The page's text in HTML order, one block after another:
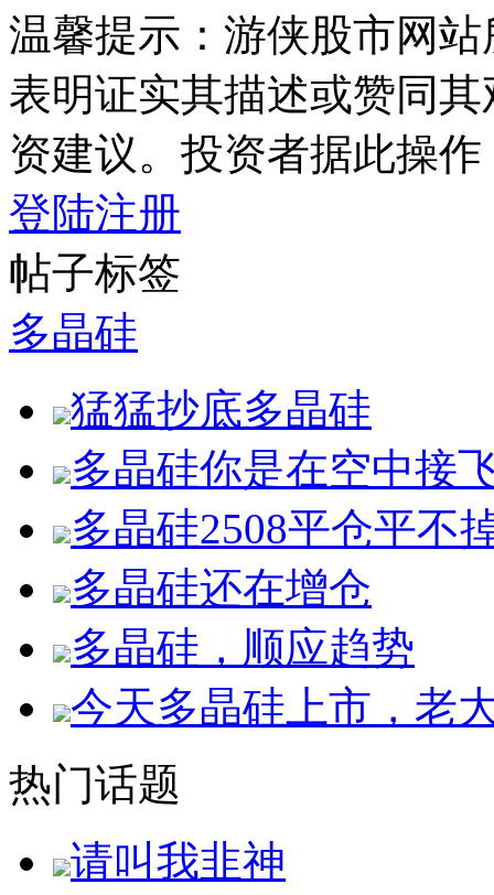
温馨提示：游侠股市网
表明证实其描述或赞同
资建议。投资者据此操
登陆注册
帖子标签
多晶硅
猛猛抄底多晶硅
多晶硅你是在空中接
多晶硅2508平仓平不
多晶硅还在增仓
多晶硅，顺应趋势
今天多晶硅上市，老
热门话题
请叫我韭神